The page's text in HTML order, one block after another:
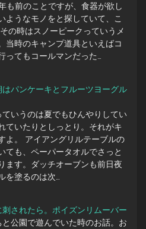
も前のことですが、食器が欲し
ようなモノをと探していて、こ
の時はスノーピークっていうメ
当時のキャンプ道具といえばコ
てもコールマンだった…
パンケーキとフルーツヨーグル
いうのは夏でもひんやりしてい
ていたりとしっとり。それがキ
よ。 アイアングリルテーブルの
ても、ペーパータオルでさっと
ます。ダッチオーブンも前日夜
を塗るのは次…
されたら。ポイズンリムーバー
公園で遊んでいた時のお話。お